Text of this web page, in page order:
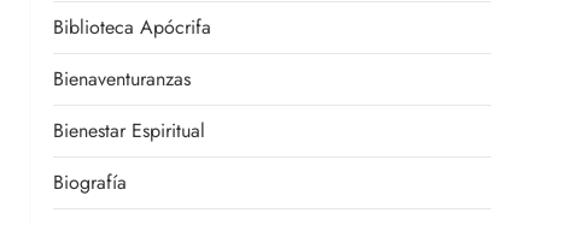
Biblioteca Apócrifa
Bienaventuranzas
Bienestar Espiritual
Biografía